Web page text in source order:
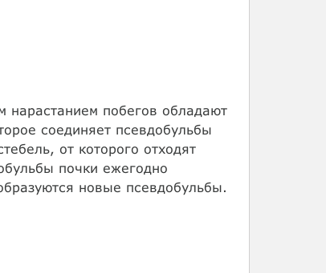
нарастанием побегов обладают
соединяет псевдобульбы
от которого отходят
почки ежегодно
новые псевдобульбы.